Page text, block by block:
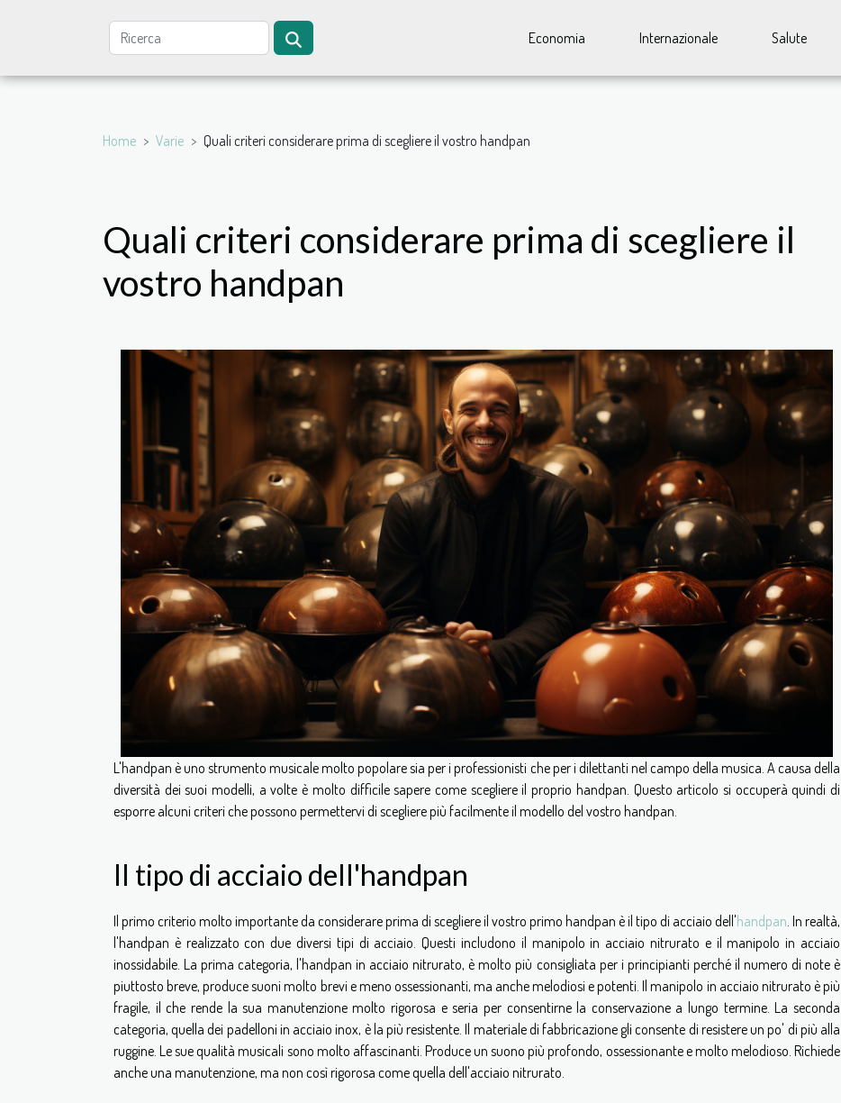
Economia Internazionale Salute
Home Varie Quali criteri considerare prima di scegliere il vostro handpan
Quali criteri considerare prima di scegliere il
vostro handpan
L'handpan è uno strumento musicale molto popolare sia per i professionisti che per i dilettanti nel campo della musica. A causa della
diversità dei suoi modelli, a volte è molto difficile sapere come scegliere il proprio handpan. Questo articolo si occuperà quindi di
esporre alcuni criteri che possono permettervi di scegliere più facilmente il modello del vostro handpan.
Il tipo di acciaio dell'handpan
Il primo criterio molto importante da considerare prima di scegliere il vostro primo handpan è il tipo di acciaio dell'handpan . In realtà,
l'handpan è realizzato con due diversi tipi di acciaio. Questi includono il manipolo in acciaio nitrurato e il manipolo in acciaio
inossidabile. La prima categoria, l'handpan in acciaio nitrurato, è molto più consigliata per i principianti perché il numero di note è
piuttosto breve, produce suoni molto brevi e meno ossessionanti, ma anche melodiosi e potenti. Il manipolo in acciaio nitrurato è più
fragile, il che rende la sua manutenzione molto rigorosa e seria per consentirne la conservazione a lungo termine. La seconda
categoria, quella dei padelloni in acciaio inox, è la più resistente. Il materiale di fabbricazione gli consente di resistere un po' di più alla
ruggine. Le sue qualità musicali sono molto affascinanti. Produce un suono più profondo, ossessionante e molto melodioso. Richiede
anche una manutenzione, ma non così rigorosa come quella dell'acciaio nitrurato.